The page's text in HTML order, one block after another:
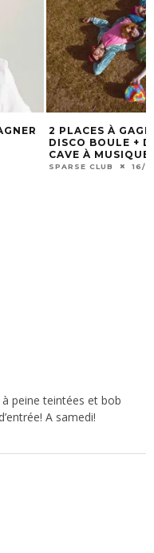
2 PLACES À
DISCO BOULE +
CAVE À
SPARSE CLUB 16/
peine teintées et bob
A samedi!